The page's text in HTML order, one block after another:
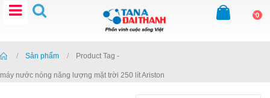
0
Home
Sản phẩm Product Tag -
máy nước nóng năng lượng mặt trời 250 lít Ariston